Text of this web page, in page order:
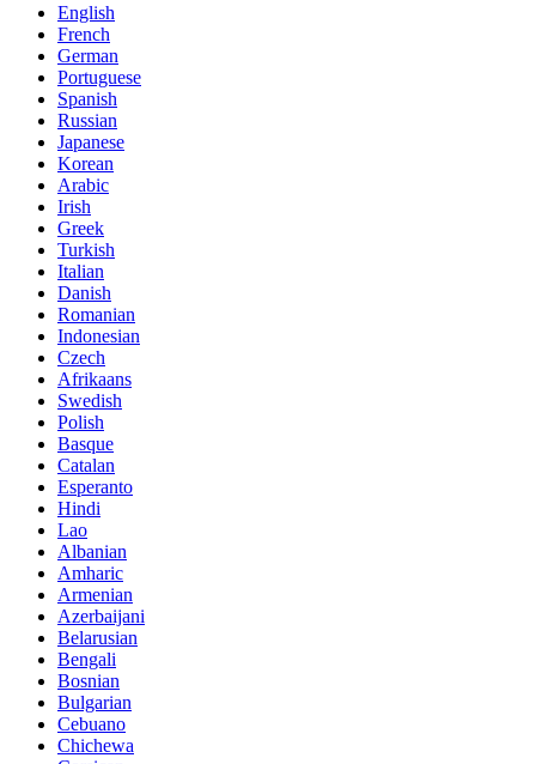
English
French
German
Portuguese
Spanish
Russian
Japanese
Korean
Arabic
Irish
Greek
Turkish
Italian
Danish
Romanian
Indonesian
Czech
Afrikaans
Swedish
Polish
Basque
Catalan
Esperanto
Hindi
Lao
Albanian
Amharic
Armenian
Azerbaijani
Belarusian
Bengali
Bosnian
Bulgarian
Cebuano
Chichewa